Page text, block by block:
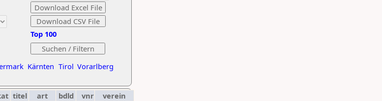
Kärnten Tirol Vorarlberg
Top 100
titel art bdld vnr
verein